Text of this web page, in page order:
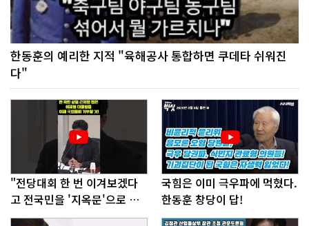
한동훈의 예리한 지적 "육해공사 통합하면 쿠데타 쉬워진
다"
"전당대회 한 번 이겨보겠다
고 전국민을 '지옥문'으로 밀
어!"
국힘은 이미 극우파에 먹혔다.
한동훈 창당이 답!